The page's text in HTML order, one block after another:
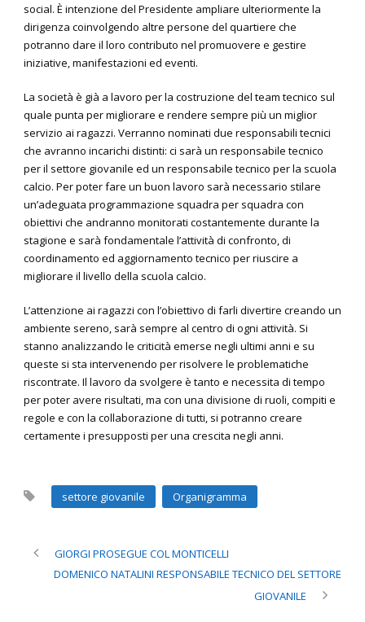
social. È intenzione del Presidente ampliare ulteriormente la
dirigenza coinvolgendo altre persone del quartiere che
potranno dare il loro contributo nel promuovere e gestire
iniziative, manifestazioni ed eventi.
La società è già a lavoro per la costruzione del team tecnico sul
quale punta per migliorare e rendere sempre più un miglior
servizio ai ragazzi. Verranno nominati due responsabili tecnici
che avranno incarichi distinti: ci sarà un responsabile tecnico
per il settore giovanile ed un responsabile tecnico per la scuola
calcio. Per poter fare un buon lavoro sarà necessario stilare
un’adeguata programmazione squadra per squadra con
obiettivi che andranno monitorati costantemente durante la
stagione e sarà fondamentale l’attività di confronto, di
coordinamento ed aggiornamento tecnico per riuscire a
migliorare il livello della scuola calcio.
L’attenzione ai ragazzi con l’obiettivo di farli divertire creando un
ambiente sereno, sarà sempre al centro di ogni attività. Si
stanno analizzando le criticità emerse negli ultimi anni e su
queste si sta intervenendo per risolvere le problematiche
riscontrate. Il lavoro da svolgere è tanto e necessita di tempo
per poter avere risultati, ma con una divisione di ruoli, compiti e
regole e con la collaborazione di tutti, si potranno creare
certamente i presupposti per una crescita negli anni.
settore giovanile Organigramma
GIORGI PROSEGUE COL MONTICELLI
DOMENICO NATALINI RESPONSABILE TECNICO DEL SETTORE
GIOVANILE